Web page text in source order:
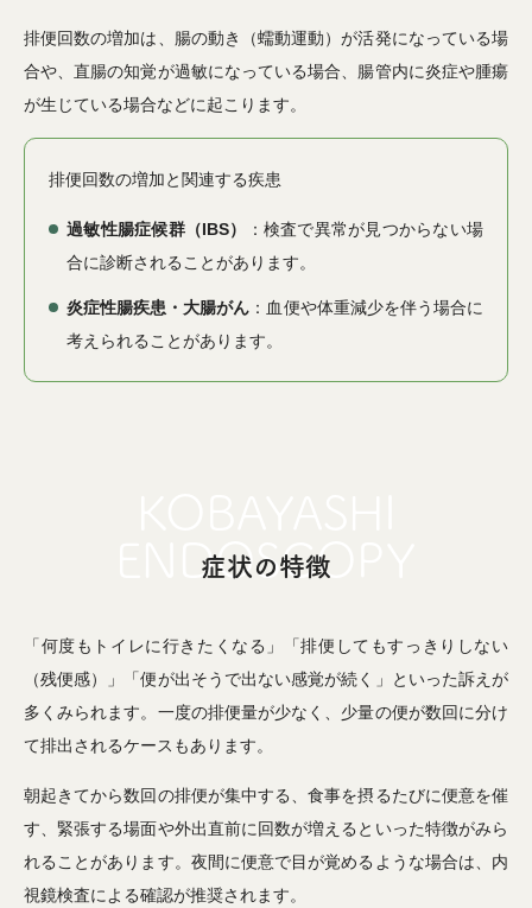
排便回数の増加は、腸の動き（蠕動運動）が活発になっている場
合や、直腸の知覚が過敏になっている場合、腸管内に炎症や腫瘍
が生じている場合などに起こります。
排便回数の増加と関連する疾患
過敏性腸症候群（IBS）
：検査で異常が見つからない場
合に診断されることがあります。
炎症性腸疾患・大腸がん ：血便や体重減少を伴う場合に
考えられることがあります。
症状の特徴
「何度もトイレに行きたくなる」「排便してもすっきりしない
（残便感）」「便が出そうで出ない感覚が続く」といった訴えが
多くみられます。一度の排便量が少なく、少量の便が数回に分け
て排出されるケースもあります。
朝起きてから数回の排便が集中する、食事を摂るたびに便意を催
す、緊張する場面や外出直前に回数が増えるといった特徴がみら
れることがあります。夜間に便意で目が覚めるような場合は、内
視鏡検査による確認が推奨されます。